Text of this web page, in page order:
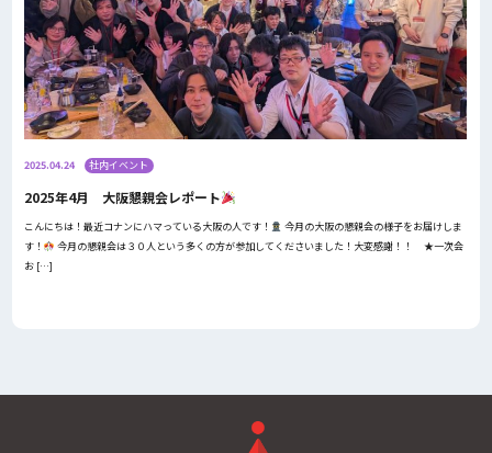
2025.04.24 社内イベント
2025年4月 大阪懇親会レポート
こんにちは！最近コナンにハマっている大阪の人です！
今月の大阪の懇親会の様子をお届けしま
す！
今月の懇親会は３０人という多くの方が参加してくださいました！大変感謝！！ ★一次会
お […]